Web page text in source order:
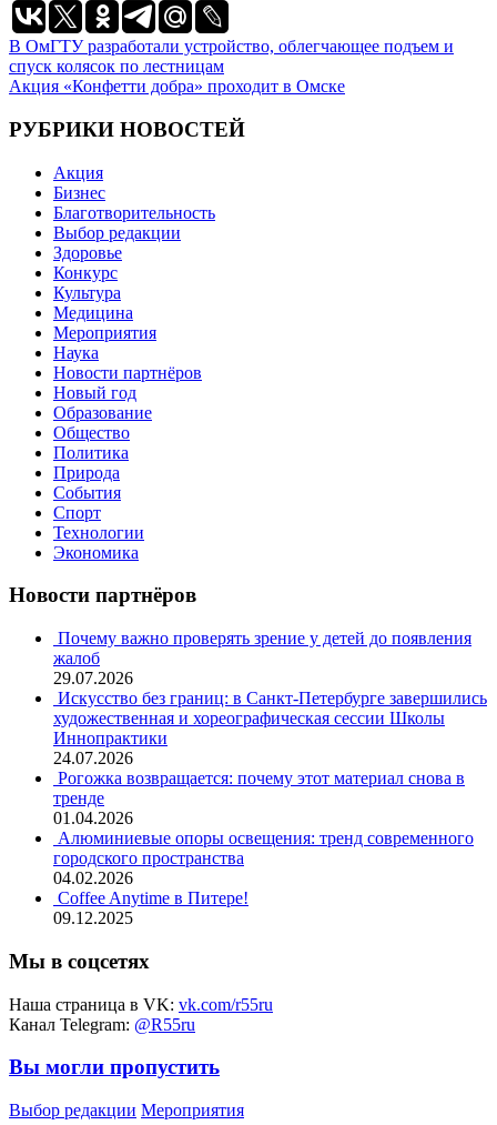
Навигация
по
В ОмГТУ разработали устройство, облегчающее подъем и
спуск колясок по лестницам
Акция «Конфетти добра» проходит в Омске
РУБРИКИ НОВОСТЕЙ
Акция
Бизнес
Благотворительность
Выбор редакции
Здоровье
Конкурс
Культура
Медицина
Мероприятия
Наука
Новости партнёров
Новый год
Образование
Общество
Политика
Природа
События
Спорт
Технологии
Экономика
Новости партнёров
Почему важно проверять зрение у детей до появления
жалоб
29.07.2026
Искусство без границ: в Санкт-Петербурге завершились
художественная и хореографическая сессии Школы
Иннопрактики
24.07.2026
Рогожка возвращается: почему этот материал снова в
тренде
01.04.2026
Алюминиевые опоры освещения: тренд современного
городского пространства
04.02.2026
Coffee Anytime в Питере!
09.12.2025
Мы в соцсетях
Наша страница в VK: vk.com/r55ru
Канал Telegram: @R55ru
Вы могли пропустить
Выбор редакции Мероприятия